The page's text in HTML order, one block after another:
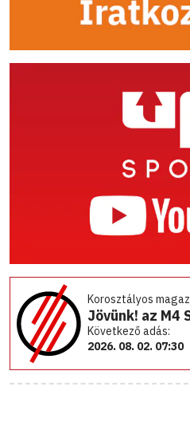
Korosztályos
Jövünk! az M4
Következő adás:
2026. 08. 02. 07:30